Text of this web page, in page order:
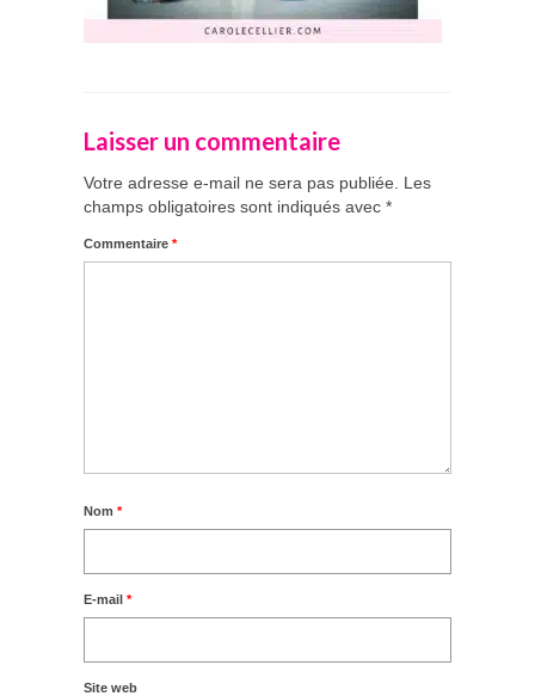
Médias
Laisser un commentaire
Votre adresse e-mail ne sera pas publiée.
Les
champs obligatoires sont indiqués avec *
Commentaire *
Nom *
E-mail *
Site web